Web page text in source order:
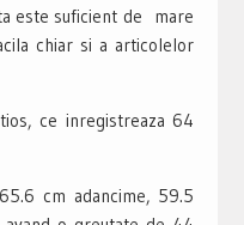
este suficient de mare
chiar si a articolelor
ce inregistreaza 64
cm adancime, 59.5